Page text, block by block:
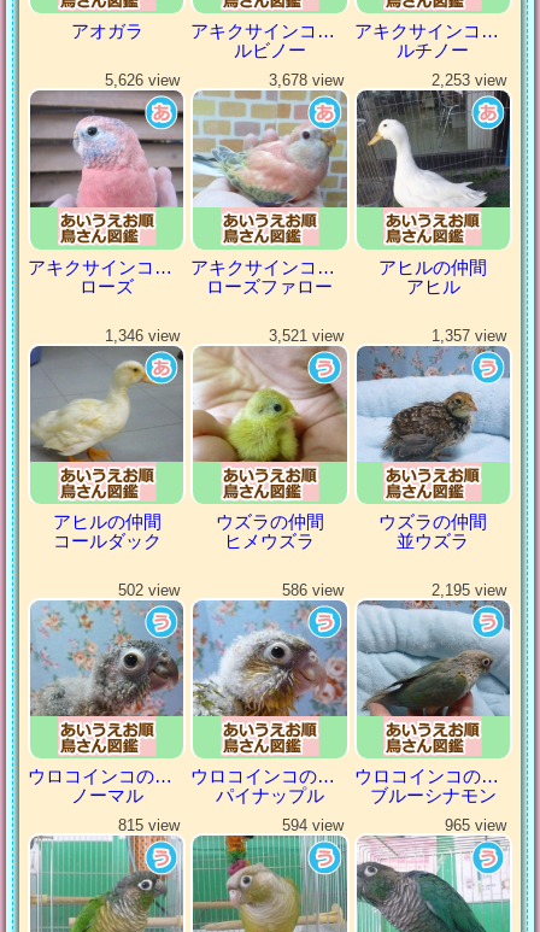
アオガラ
アキクサインコ（秋草インコ）
ルビノー
アキクサインコ（秋草インコ）
ルチノー
5,626 view
アキクサインコ（秋草インコ）
ローズ
3,678 view
アキクサインコ（秋草インコ）
ローズファロー
2,253 view
アヒルの仲間
アヒル
1,346 view
アヒルの仲間
コールダック
3,521 view
ウズラの仲間
ヒメウズラ
1,357 view
ウズラの仲間
並ウズラ
502 view
ウロコインコの仲間
ノーマル
586 view
ウロコインコの仲間
パイナップル
2,195 view
ウロコインコの仲間
ブルーシナモン
815 view 594 view 965 view